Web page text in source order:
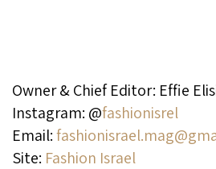
Owner & Chief Editor: Effie
Instagram: @fashionisrel
Email:
Site: Fashion Israel